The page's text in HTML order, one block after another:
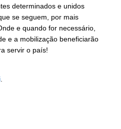
determinados e unidos
se seguem, por mais
e quando for necessário,
e a mobilização beneficiarão
servir o país!
.